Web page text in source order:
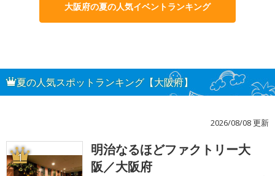
大阪府の夏の人気イベントランキング
夏の人気スポットランキング【大阪府】
2026/08/08 更新
1
明治なるほどファクトリー大
阪／大阪府